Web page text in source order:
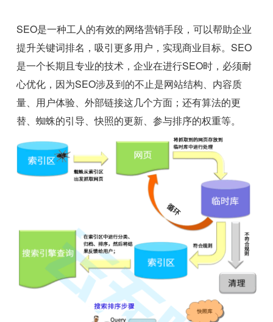
SEO是一种工人的有效的网络营销手段，可以帮助企业
提升关键词排名，吸引更多用户，实现商业目标。SEO
是一个长期且专业的技术，企业在进行SEO时，必须耐
心优化，因为SEO涉及到的不止是网站结构、内容质
量、用户体验、外部链接这几个方面；还有算法的更
替、蜘蛛的引导、快照的更新、参与排序的权重等。